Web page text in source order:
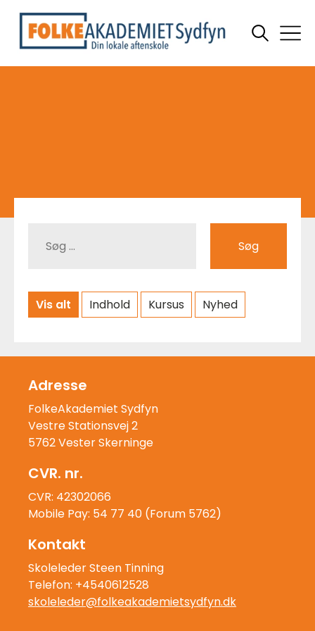
Søg
Vis alt Indhold Kursus Nyhed
Adresse
FolkeAkademiet Sydfyn
Vestre Stationsvej 2
5762 Vester Skerninge
CVR. nr.
CVR: 42302066
Mobile Pay: 54 77 40 (Forum 5762)
Kontakt
Skoleleder Steen Tinning
Telefon: +4540612528
skoleleder@folkeakademietsydfyn.dk